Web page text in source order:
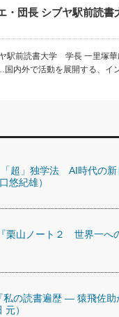
・団長 シブヤ駅前読書
駅前読書大学 学長 一里塚
内外で活動を展開する、イ
超」独学法 AI時代の新
悠紀雄）
栗山ノート２ 世界一へ
私の読書遍歴 ― 猿飛佐助
）